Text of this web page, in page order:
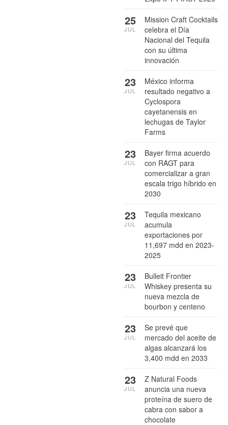
Mission Craft Cocktails
celebra el Día
Nacional del Tequila
con su última
innovación
25
JUL
México informa
resultado negativo a
Cyclospora
cayetanensis en
lechugas de Taylor
Farms
23
JUL
Bayer firma acuerdo
con RAGT para
comercializar a gran
escala trigo híbrido en
2030
23
JUL
Tequila mexicano
acumula
exportaciones por
11,697 mdd en 2023-
2025
23
JUL
Bulleit Frontier
Whiskey presenta su
nueva mezcla de
bourbon y centeno
23
JUL
Se prevé que
mercado del aceite de
algas alcanzará los
3,400 mdd en 2033
23
JUL
Z Natural Foods
anuncia una nueva
proteína de suero de
cabra con sabor a
chocolate
23
JUL